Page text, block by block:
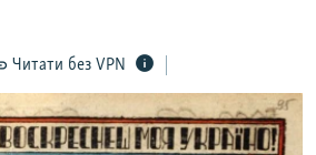
Читати без VPN